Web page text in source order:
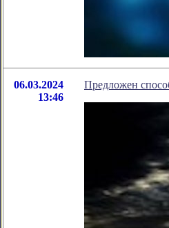
06.03.2024
13:46
Предложен